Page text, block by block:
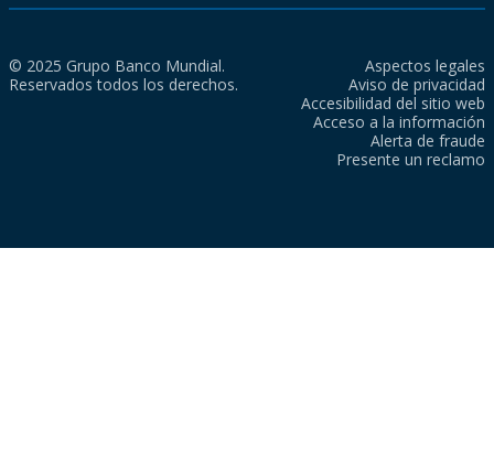
© 2025 Grupo Banco Mundial.
Reservados todos los derechos.
Aspectos legales
Aviso de privacidad
Accesibilidad del sitio web
Acceso a la información
Alerta de fraude
Presente un reclamo